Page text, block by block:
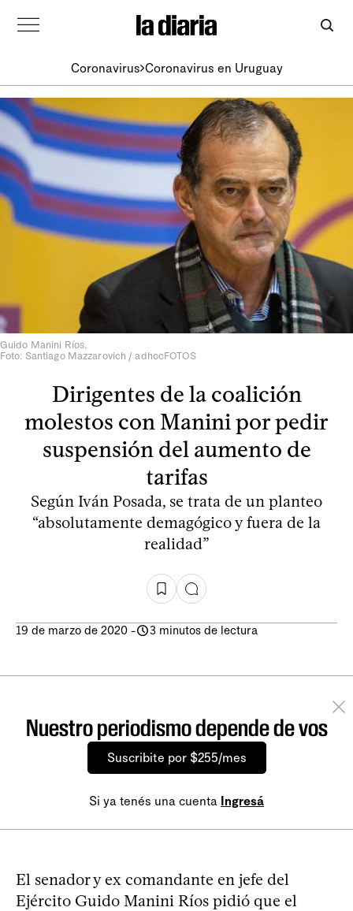
Coronavirus Coronavirus en Uruguay
Guido Manini Ríos.
Foto: Santiago Mazzarovich / adhocFOTOS
Dirigentes de la coalición
molestos con Manini por pedir
suspensión del aumento de
tarifas
Según Iván Posada, se trata de un planteo
“absolutamente demagógico y fuera de la
realidad”
19 de marzo de 2020 - 3 minutos de lectura
Nuestro periodismo depende de vos
Suscribite por $255/mes
Si ya tenés una cuenta Ingresá
El senador y ex comandante en jefe del
Ejército Guido Manini Ríos pidió que el